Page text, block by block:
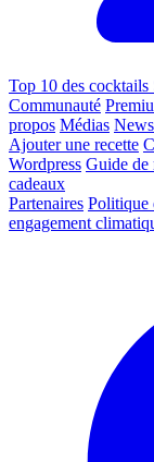
Top 10 des
Communauté
propos Médias
Ajouter une recette
Wordpress Guide de
cadeaux
Partenaires Politique
engagement